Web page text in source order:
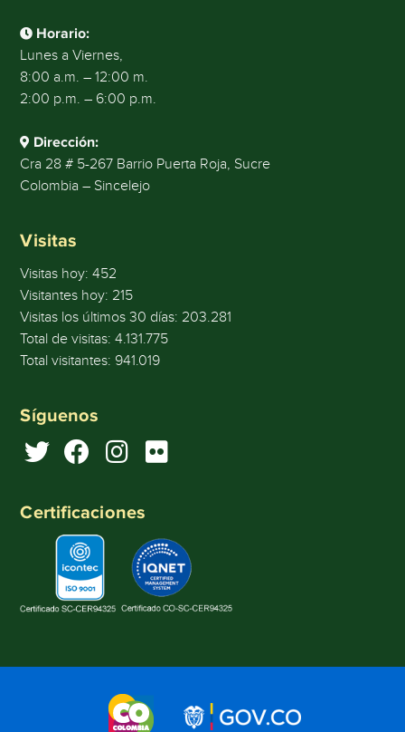
Horario:
Lunes a Viernes,
8:00 a.m. – 12:00 m.
2:00 p.m. – 6:00 p.m.
Dirección:
Cra 28 # 5-267 Barrio Puerta Roja, Sucre
Colombia – Sincelejo
Visitas
Visitas hoy:452
Visitantes hoy: 215
Visitas los últimos 30 días: 203.281
Total de visitas:4.131.775
Total visitantes: 941.019
Síguenos
Certificaciones